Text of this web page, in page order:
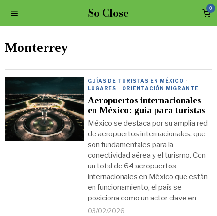
So Close 0
Monterrey
GUÍAS DE TURISTAS EN MÉXICO ·
LUGARES · ORIENTACIÓN MIGRANTE
Aeropuertos internacionales
en México: guía para turistas
México se destaca por su amplia red
de aeropuertos internacionales, que
son fundamentales para la
conectividad aérea y el turismo. Con
un total de 64 aeropuertos
internacionales en México que están
en funcionamiento, el país se
posiciona como un actor clave en
03/02/2026